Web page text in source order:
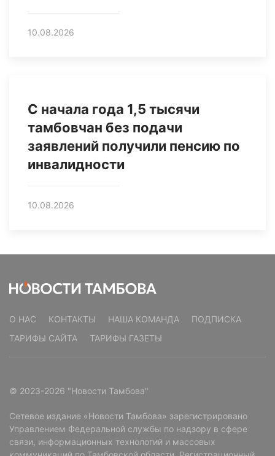
10.08.2026
С начала года 1,5 тысячи
тамбовчан без подачи
заявлений получили пенсию по
инвалидности
10.08.2026
О НАС КОНТАКТЫ НАША КОМАНДА
ПОДПИСКА
ТАРИФЫ САЙТА
ТАРИФЫ ГАЗЕТЫ
© 2023-2026 "Новости Тамбова"
Сетевое издание «Новости Тамбова» зарегистрировано
Управлением Федеральной службы по надзору в сфере
связи, информационных технологий и массовых